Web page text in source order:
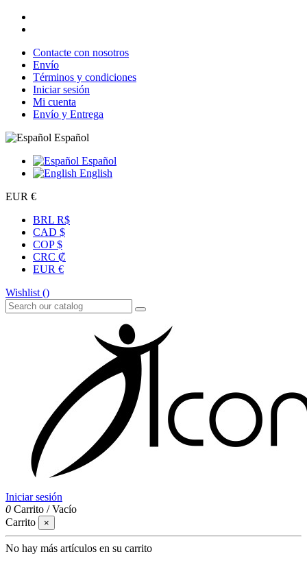
Contacte con nosotros
Envío
Términos y condiciones
Iniciar sesión
Mi cuenta
Envío y Entrega
Español
Español
English
EUR €
BRL R$
CAD $
COP $
CRC ₡
EUR €
Wishlist ()
Iniciar sesión
0 Carrito /Vacío
Carrito
×
No hay más artículos en su carrito